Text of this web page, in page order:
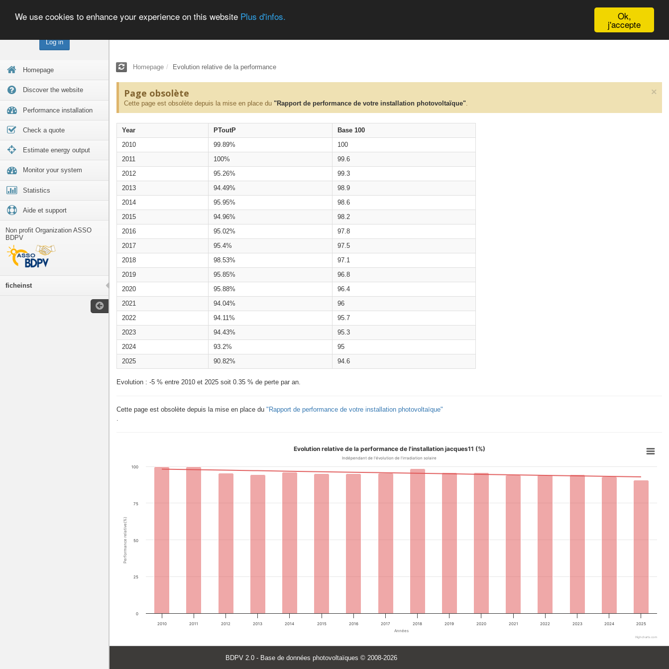
Log in
Homepage
Discover the website
Performance installation
Check a quote
Estimate energy output
Monitor your system
Statistics
Aide et support
Non profit Organization ASSO
BDPV
ficheinst
Ok,
j'accepte
We use cookies to enhance your experience on this website Plus d'infos.
Homepage Evolution relative de la performance
×
Page obsolète
Cette page est obsolète depuis la mise en place du "Rapport de performance de votre installation photovoltaïque".
Year PToutP
Base 100
2010
99.89%
100
2011
100%
99.6
2012
95.26%
99.3
2013
94.49%
98.9
2014
95.95%
98.6
2015
94.96%
98.2
2016
95.02%
97.8
2017
95.4%
97.5
2018
98.53%
97.1
2019
95.85%
96.8
2020
95.88%
96.4
2021
94.04%
96
2022
94.11%
95.7
2023
94.43%
95.3
2024
93.2%
95
2025
90.82% 94.6
Evolution : -5 % entre 2010 et 2025 soit 0.35 % de perte par an.
Cette page est obsolète depuis la mise en place du "Rapport de performance de votre installation photovoltaïque"
.
Années
Performance relative(%)
Evolution relative de la performance de l'installation jacques11 (%)
Indépendant de l'évolution de l'irradiation solaire
2010 2011 2012 2013 2014 2015 2016 2017 2018 2019 2020 2021 2022 2023 2024 2025
0
25
50
75
100
Highcharts.com
BDPV 2.0 - Base de données photovoltaïques © 2008-2026